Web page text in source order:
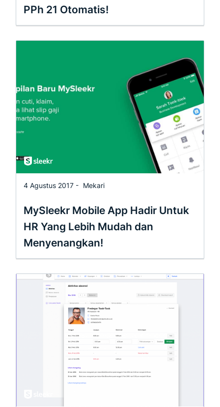
PPh 21 Otomatis!
4 Agustus 2017 - Mekari
MySleekr Mobile App Hadir Untuk
HR Yang Lebih Mudah dan
Menyenangkan!